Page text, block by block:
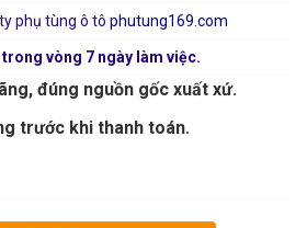
phụ tùng ô tô phutung169.com
vòng 7 ngày làm việc.
đúng nguồn gốc xuất xứ.
trước khi thanh toán.